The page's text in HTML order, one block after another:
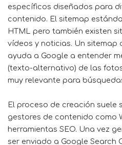
específicos diseñados para
contenido. El sitemap
HTML pero también existen
vídeos y noticias. Un sitemap
ayuda a Google a entender
(texto-alternativo) de las
muy relevante para
El proceso de creación
gestores de contenido como
herramientas SEO. Una vez
ser enviado a Google Search